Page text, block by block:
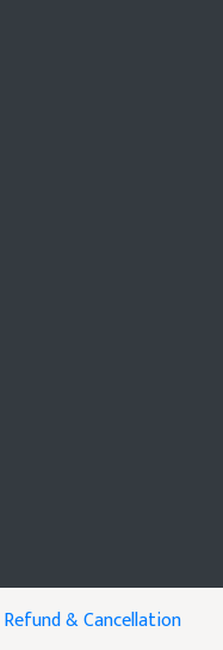
Refund & Cancellation